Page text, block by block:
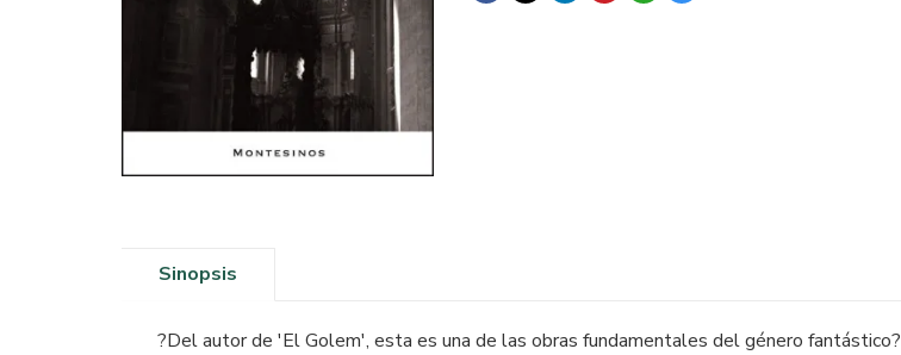
Sinopsis
?Del autor de 'El Golem', esta es una de las obras fundamentales del género fantástico?